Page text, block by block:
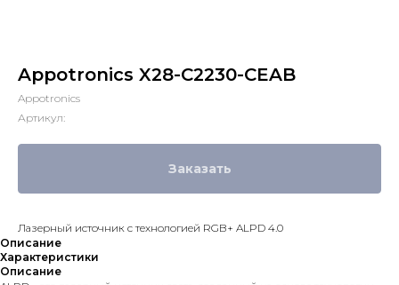
Appotronics X28-C2230-CEAB
Appotronics
Артикул:
Заказать
Лазерный источник с технологией RGB+ ALPD 4.0
Описание
Характеристики
Описание